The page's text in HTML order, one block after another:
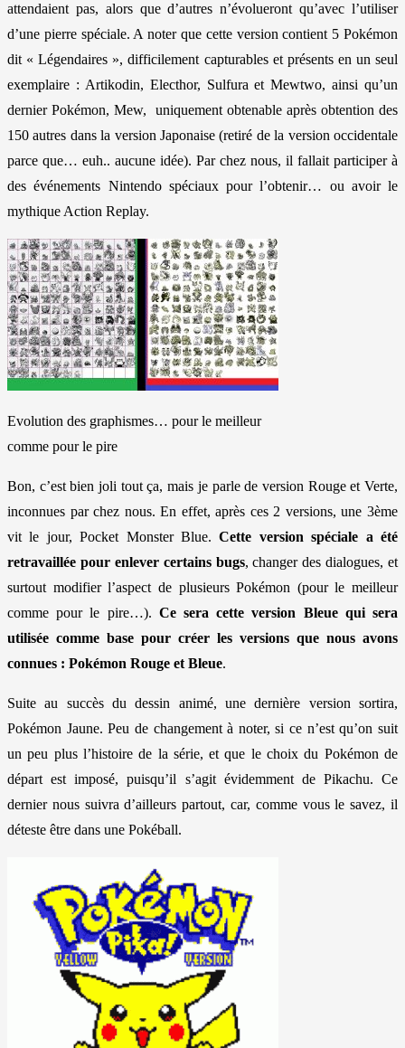
attendaient pas, alors que d’autres n’évolueront qu’avec l’utiliser
d’une pierre spéciale. A noter que cette version contient 5 Pokémon
dit « Légendaires », difficilement capturables et présents en un seul
exemplaire : Artikodin, Electhor, Sulfura et Mewtwo, ainsi qu’un
dernier Pokémon, Mew, uniquement obtenable après obtention des
150 autres dans la version Japonaise (retiré de la version occidentale
parce que… euh.. aucune idée). Par chez nous, il fallait participer à
des événements Nintendo spéciaux pour l’obtenir… ou avoir le
mythique Action Replay.
Evolution des graphismes… pour le meilleur
comme pour le pire
Bon, c’est bien joli tout ça, mais je parle de version Rouge et Verte,
inconnues par chez nous. En effet, après ces 2 versions, une 3ème
vit le jour, Pocket Monster Blue.Cette version spéciale a été
retravaillée pour enlever certains bugs, changer des dialogues, et
surtout modifier l’aspect de plusieurs Pokémon (pour le meilleur
comme pour le pire…). Ce sera cette version Bleue qui sera
utilisée comme base pour créer les versions que nous avons
connues : Pokémon Rouge et Bleue.
Suite au succès du dessin animé, une dernière version sortira,
Pokémon Jaune. Peu de changement à noter, si ce n’est qu’on suit
un peu plus l’histoire de la série, et que le choix du Pokémon de
départ est imposé, puisqu’il s’agit évidemment de Pikachu. Ce
dernier nous suivra d’ailleurs partout, car, comme vous le savez, il
déteste être dans une Pokéball.